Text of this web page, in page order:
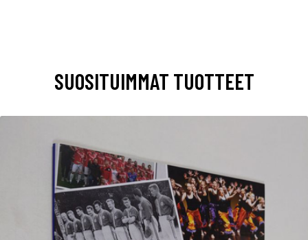
SUOSITUIMMAT TUOTTEET